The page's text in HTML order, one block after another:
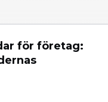
för företag: